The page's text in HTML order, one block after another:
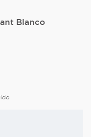
Blanco